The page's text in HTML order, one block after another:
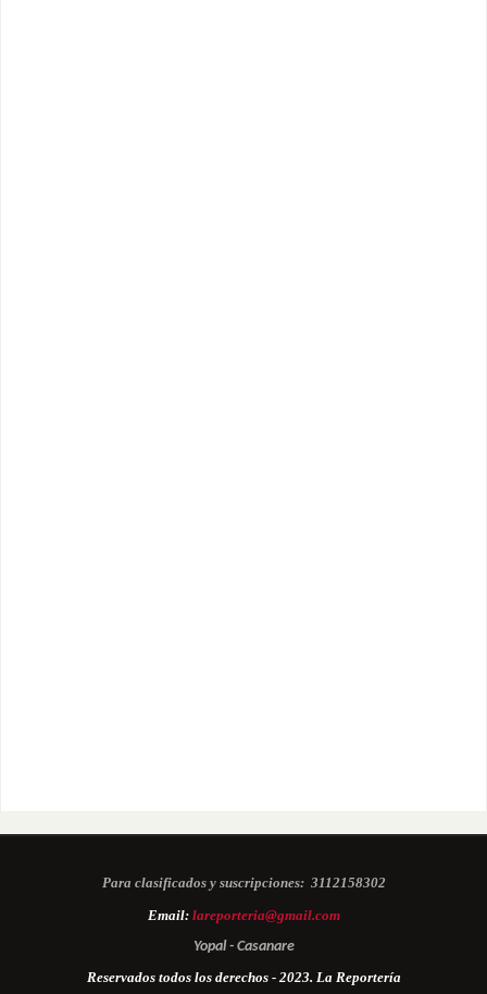
Para clasificados y suscripciones: 3112158302
Email: lareporteria@gmail.com
Yopal - Casanare
Reservados todos los derechos - 2023. La Reportería